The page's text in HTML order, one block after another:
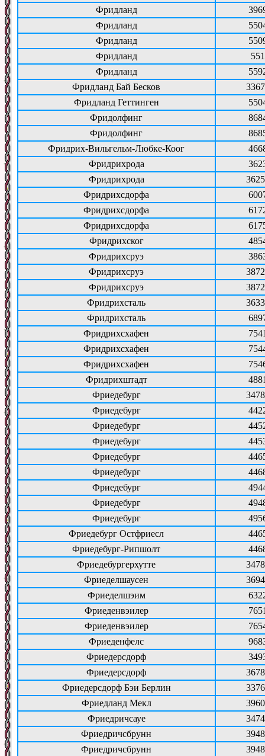
Фридланд
Фридланд
Фридланд
Фридланд
551
Фридланд
Фридланд Бай Бесков
Фридланд Геттинген
Фридолфинг
Фридолфинг
Фридрих-Вильгельм-Любке-Коог
Фридрихрода
Фридрихрода
Фридрихсдорфа
Фридрихсдорфа
Фридрихсдорфа
Фридрихског
Фридрихсруэ
Фридрихсруэ
Фридрихсруэ
Фридрихсталь
Фридрихсталь
Фридрихсхафен
Фридрихсхафен
Фридрихсхафен
Фридрихштадт
Фриедебург
Фриедебург
Фриедебург
Фриедебург
Фриедебург
Фриедебург
Фриедебург
Фриедебург
Фриедебург
Фриедебург Остфриесл
Фриедебург-Рипшолт
Фриедебургерхутте
Фриеделшаусен
Фриеделшэим
Фриеденвэилер
Фриеденвэилер
Фриеденфелс
Фриедерсдорф
Фриедерсдорф
Фриедерсдорф Бэи Берлин
Фриедланд Мекл
Фриедричсауе
Фриедричсбрунн
Фриедричсбрунн